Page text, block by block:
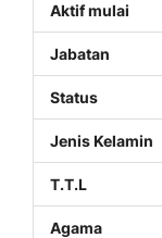
Aktif mulai
Jabatan
Status
Jenis Kelamin
T.T.L
Agama